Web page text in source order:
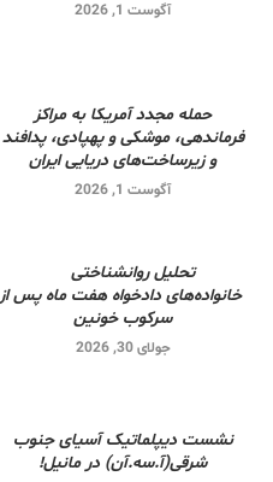
آگوست 1, 2026
حمله مجدد آمریکا به مراکز
فرماندهی، موشکی و پهپادی، پدافند
و زیرساخت‌های دریایی ایران
آگوست 1, 2026
تحلیل روانشناختی
خانواده‌های دادخواه هفت ماه پس از
سرکوب خونین
جولای 30, 2026
نشست دیپلماتیک آسیای جنوب
شرقی‌(آ.سه.آن) در مانیل!